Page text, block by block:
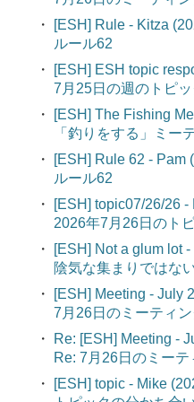
・
[ESH] Rule - Kitza
ルール62
・
[ESH] ESH topic
7月25日の週のトピ
・
[ESH] The Fishing
「釣りをする」ミー
・
[ESH] Rule 62 - Pam
ルール62
・
[ESH] topic07/26/26
2026年7月26日のト
・
[ESH] Not a glum lot
陰気な集まりではな
・
[ESH] Meeting - July
7月26日のミーティ
・
Re: [ESH] Meeting -
Re: 7月26日のミー
・
[ESH] topic - Mike